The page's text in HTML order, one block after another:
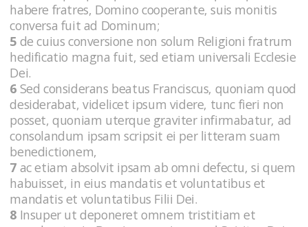
habere fratres, Domino cooperante, suis monitis
conversa fuit ad Dominum;
5 de cuius conversione non solum Religioni fratrum
hedificatio magna fuit, sed etiam universali Ecclesie
Dei.
6 Sed considerans beatus Franciscus, quoniam quod
desiderabat, videlicet ipsum videre, tunc fieri non
posset, quoniam uterque graviter infirmabatur, ad
consolandum ipsam scripsit ei per litteram suam
benedictionem,
7 ac etiam absolvit ipsam ab omni defectu, si quem
habuisset, in eius mandatis et voluntatibus et
mandatis et voluntatibus Filii Dei.
8 Insuper ut deponeret omnem tristitiam et